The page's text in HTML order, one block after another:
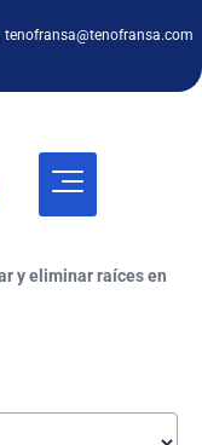
tenofransa@tenofransa.com
y eliminar raíces en